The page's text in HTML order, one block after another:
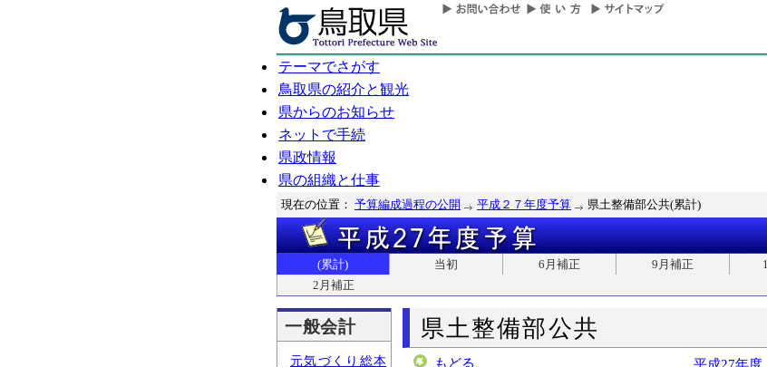
テーマでさがす
鳥取県の紹介と観光
県からのお知らせ
ネットで手続
県政情報
県の組織と仕事
現在の位置： 予算編成過程の公開 平成２７年度予算 県土整備部公共(累計)
(累計) 当初 6月補正 9月補正
2月補正
一般会計
元気づくり総本
県土整備部公共
もどる